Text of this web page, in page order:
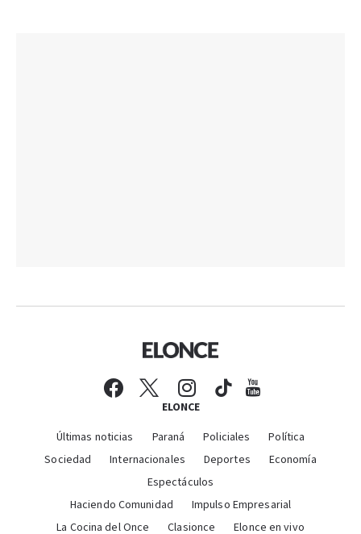
ELONCE
Últimas noticias Paraná Policiales
Política
Sociedad
Internacionales Deportes
Economía
Espectáculos
Haciendo Comunidad
Impulso Empresarial
La Cocina del Once
Clasionce Elonce en vivo